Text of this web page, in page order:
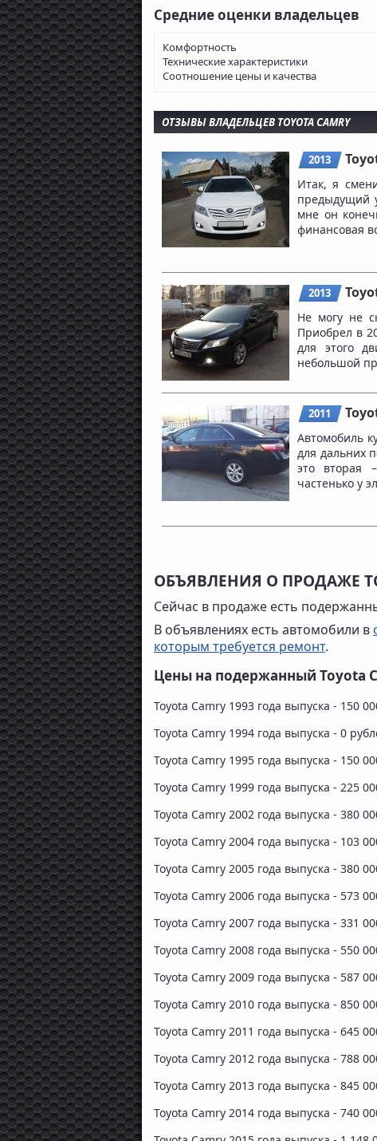
Средние оценки владельцев
Комфортность
Технические характеристики
Соотношение цены и качества
ОТЗЫВЫ ВЛАДЕЛЬЦЕВ TOYOTA CAMRY
2013
Итак, я
предыдущий
мне он
финансовая
2013
Не могу не
Приобрел в
для этого
небольшой
2011
Автомобиль
для дальних
это вторая
частенько у
ОБЪЯВЛЕНИЯ О ПРОДАЖЕ
Сейчас в продаже есть
В объявлениях есть автомобили в
которым требуется ремонт.
Цены на подержанный Toyota
Toyota Camry 1993 года выпуска - 150
Toyota Camry 1994 года выпуска - 0
Toyota Camry 1995 года выпуска - 150
Toyota Camry 1999 года выпуска - 225
Toyota Camry 2002 года выпуска - 380
Toyota Camry 2004 года выпуска - 103
Toyota Camry 2005 года выпуска - 380
Toyota Camry 2006 года выпуска - 573
Toyota Camry 2007 года выпуска - 331
Toyota Camry 2008 года выпуска - 550
Toyota Camry 2009 года выпуска - 587
Toyota Camry 2010 года выпуска - 850
Toyota Camry 2011 года выпуска - 645
Toyota Camry 2012 года выпуска - 788
Toyota Camry 2013 года выпуска - 845
Toyota Camry 2014 года выпуска - 740